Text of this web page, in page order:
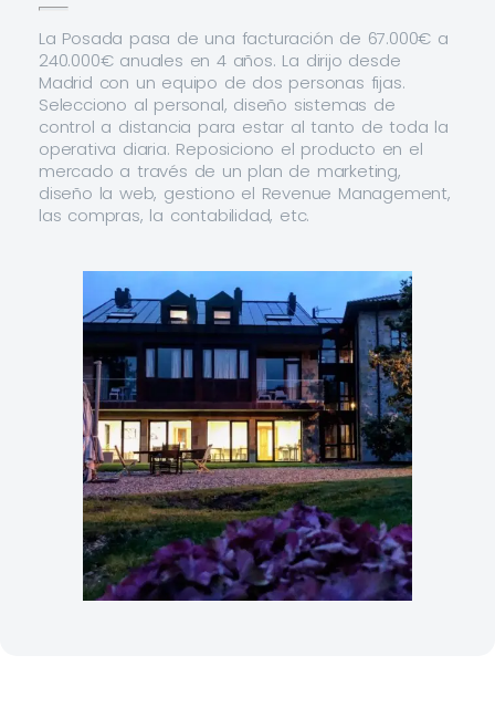
La Posada pasa de una facturación de 67.000€ a
240.000€ anuales en 4 años. La dirijo desde
Madrid con un equipo de dos personas fijas.
Selecciono al personal, diseño sistemas de
control a distancia para estar al tanto de toda la
operativa diaria. Reposiciono el producto en el
mercado a través de un plan de marketing,
diseño la web, gestiono el Revenue Management,
las compras, la contabilidad, etc.